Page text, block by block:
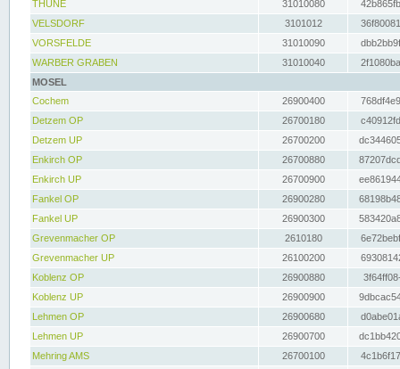
THUNE
31010080
VELSDORF
3101012
VORSFELDE
31010090
WARBER GRABEN
31010040
MOSEL
Cochem
26900400
Detzem OP
26700180
Detzem UP
26700200
Enkirch OP
26700880
Enkirch UP
26700900
Fankel OP
26900280
Fankel UP
26900300
Grevenmacher OP
2610180
Grevenmacher UP
26100200
Koblenz OP
26900880
Koblenz UP
26900900
Lehmen OP
26900680
Lehmen UP
26900700
Mehring AMS
26700100